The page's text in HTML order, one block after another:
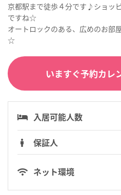
京都駅まで徒歩４分です♪ショッ
ですね☆
オートロックのある、広めのお部
☆
いますぐ予約カレ
入居可能人数
保証人
ネット環境